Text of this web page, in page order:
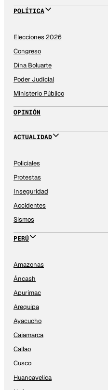
POLÍTICA
Elecciones 2026
Congreso
Dina Boluarte
Poder Judicial
Ministerio Público
OPINIÓN
ACTUALIDAD
Policiales
Protestas
Inseguridad
Accidentes
Sismos
PERÚ
Amazonas
Áncash
Apurímac
Arequipa
Ayacucho
Cajamarca
Callao
Cusco
Huancavelica